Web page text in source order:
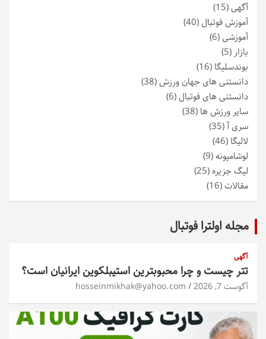
آگهی(15)
آموزش فوتبال(40)
آموزشی(6)
بازار (5)
بوندسلیگا (16)
دانستنی های جهان ورزش(38)
دانستنی های فوتبال(6)
سایر ورزش ها (38)
سری آ(35)
لالیگا (46)
لوشامپونه(9)
لیگ جزیره(25)
مقالات(16)
مجله اولترا فوتبال
آگهی
تتر چیست و چرا محبوبترین استیبلکوین ایرانیان است؟
آگوست 7, 2026 hosseinmikhak@yahoo.com